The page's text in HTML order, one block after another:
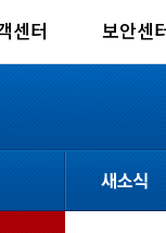
센터 보안센